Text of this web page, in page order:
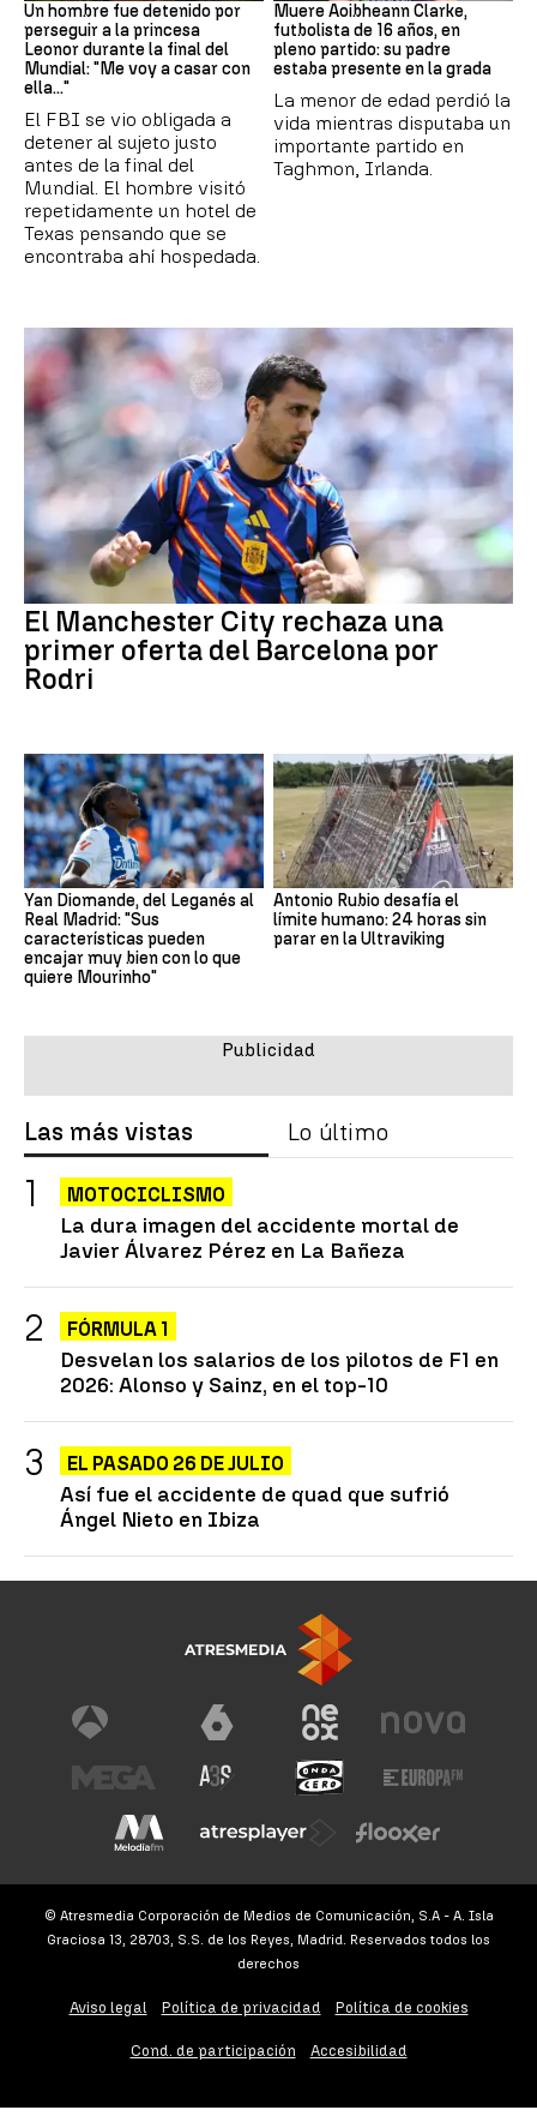
Un hombre fue detenido por
perseguir a la princesa
Leonor durante la final del
Mundial: "Me voy a casar con
ella..."
El FBI se vio obligada a
detener al sujeto justo
antes de la final del
Mundial. El hombre visitó
repetidamente un hotel de
Texas pensando que se
encontraba ahí hospedada.
Muere Aoibheann Clarke,
futbolista de 16 años, en
pleno partido: su padre
estaba presente en la grada
La menor de edad perdió la
vida mientras disputaba un
importante partido en
Taghmon, Irlanda.
El Manchester City rechaza una
primer oferta del Barcelona por
Rodri
Yan Diomande, del Leganés al
Real Madrid: "Sus
características pueden
encajar muy bien con lo que
quiere Mourinho"
Antonio Rubio desafía el
límite humano: 24 horas sin
parar en la Ultraviking
Las más vistas Lo último
MOTOCICLISMO
La dura imagen del accidente mortal de
Javier Álvarez Pérez en La Bañeza
FÓRMULA 1
Desvelan los salarios de los pilotos de F1 en
2026: Alonso y Sainz, en el top-10
EL PASADO 26 DE JULIO
Así fue el accidente de quad que sufrió
Ángel Nieto en Ibiza
© Atresmedia Corporación de Medios de Comunicación, S.A - A. Isla
Graciosa 13, 28703, S.S. de los Reyes, Madrid. Reservados todos los
derechos
Aviso legal Política de privacidad Política de cookies
Cond. de participación Accesibilidad